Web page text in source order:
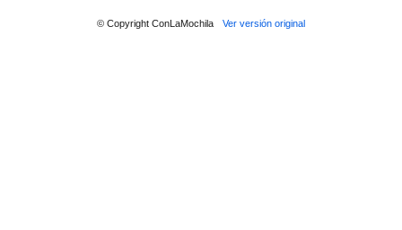
© Copyright ConLaMochila Ver versión original